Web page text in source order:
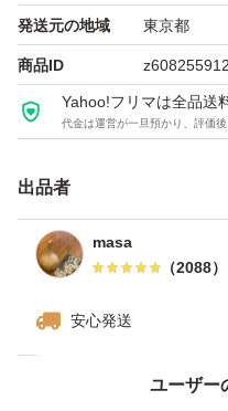
ド確認する事をお勧めい
その様な行為や食品偽装
消費者庁で原料原産地表
是非出品者にお尋ねくだ
(食べれば違いがわかりま
又原料価格や安全性が全
や八百屋さんにお聞き下さ
乾燥が終わり次第発送致し
とても甘い福地ホワイト
発送元の地域 東京都
商品ID z608255912
Yahoo!フリマは全品送
代金は運営が一旦預かり、評価
出品者
masa
（2088）
安心発送
ユーザー
価格の相談